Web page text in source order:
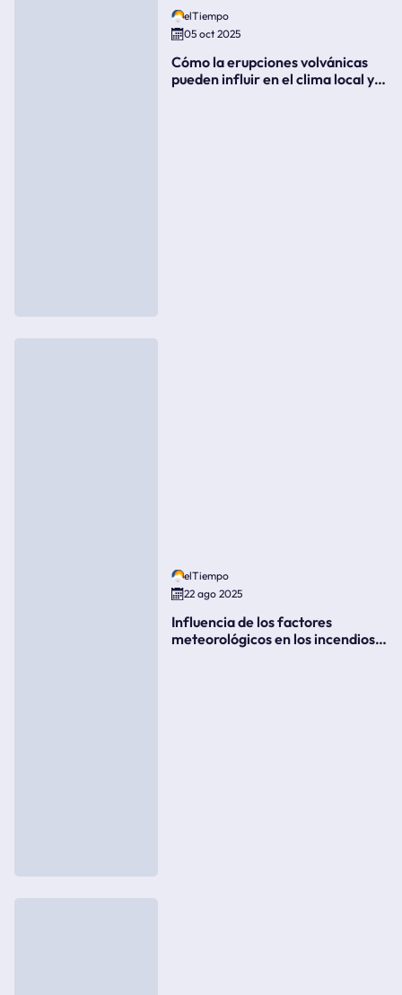
elTiempo
05 oct 2025
Cómo la erupciones volvánicas
pueden influir en el clima local y
elTiempo
22 ago 2025
Influencia de los factores
meteorológicos en los incendios